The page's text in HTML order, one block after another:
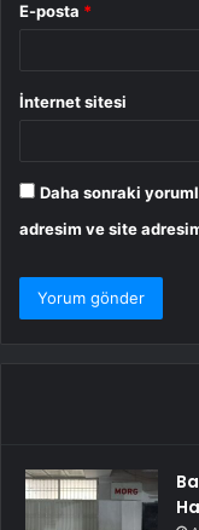
E-posta *
İnternet sitesi
Daha sonraki
adresim ve site